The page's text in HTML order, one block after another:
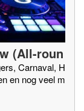
(All-roun
Carnaval, H
en nog veel m